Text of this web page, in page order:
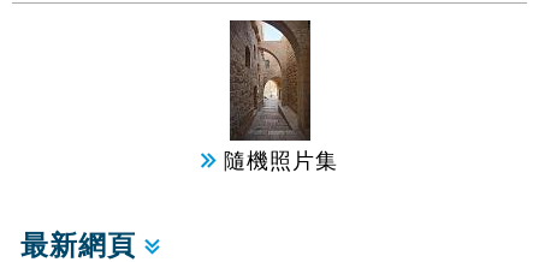
隨機照片集
最新網頁